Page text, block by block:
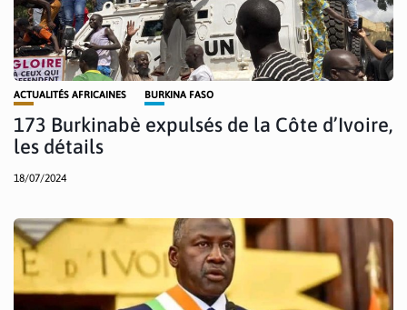
ACTUALITÉS AFRICAINES BURKINA FASO
173 Burkinabè expulsés de la Côte d’Ivoire,
les détails
18/07/2024